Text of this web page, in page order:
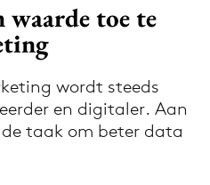
de app
via de Adformatie
app
waarde toe te
wordt steeds
en digitaler. Aan
taak om beter data